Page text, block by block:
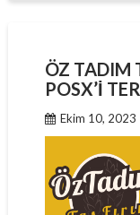
ÖZ TADIM
POSX’I
Ekim 10, 2023